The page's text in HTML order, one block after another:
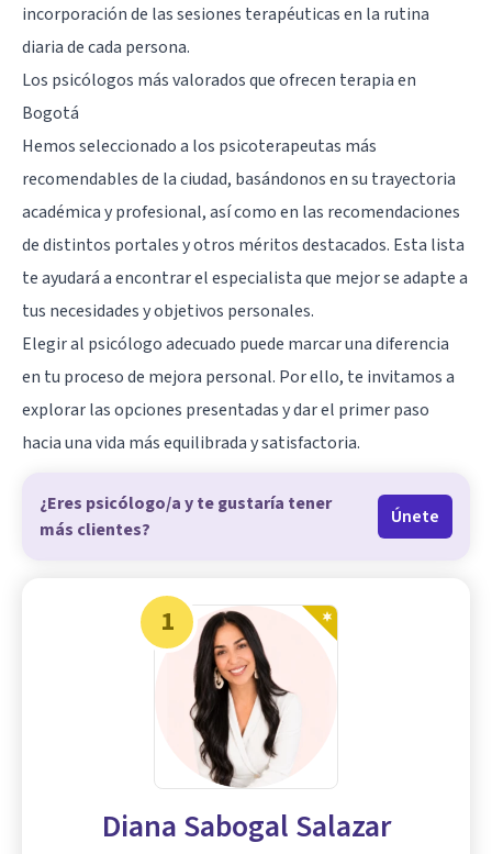
incorporación de las sesiones terapéuticas en la rutina
diaria de cada persona.
Los psicólogos más valorados que ofrecen terapia en
Bogotá
Hemos seleccionado a los psicoterapeutas más
recomendables de la ciudad, basándonos en su trayectoria
académica y profesional, así como en las recomendaciones
de distintos portales y otros méritos destacados. Esta lista
te ayudará a encontrar el especialista que mejor se adapte a
tus necesidades y objetivos personales.
Elegir al psicólogo adecuado puede marcar una diferencia
en tu proceso de mejora personal. Por ello, te invitamos a
explorar las opciones presentadas y dar el primer paso
hacia una vida más equilibrada y satisfactoria.
¿Eres psicólogo/a y te gustaría tener
más clientes?
Únete
1
Diana Sabogal Salazar